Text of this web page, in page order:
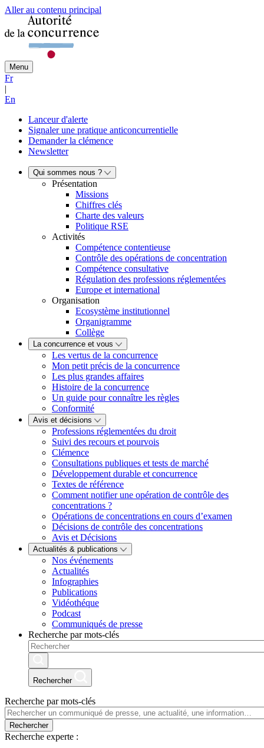
Aller au contenu principal
Menu
Fr
|
En
Lanceur d'alerte
Signaler une pratique anticoncurrentielle
Demander la clémence
Newsletter
Qui sommes nous ?
Présentation
Missions
Chiffres clés
Charte des valeurs
Politique RSE
Activités
Compétence contentieuse
Contrôle des opérations de concentration
Compétence consultative
Régulation des professions réglementées
Europe et international
Organisation
Ecosystème institutionnel
Organigramme
Collège
La concurrence et vous
Les vertus de la concurrence
Mon petit précis de la concurrence
Les plus grandes affaires
Histoire de la concurrence
Un guide pour connaître les règles
Conformité
Avis et décisions
Professions réglementées du droit
Suivi des recours et pourvois
Clémence
Consultations publiques et tests de marché
Développement durable et concurrence
Textes de référence
Comment notifier une opération de contrôle des
concentrations ?
Opérations de concentrations en cours d’examen
Décisions de contrôle des concentrations
Avis et Décisions
Actualités & publications
Nos événements
Actualités
Infographies
Publications
Vidéothéque
Podcast
Communiqués de presse
Recherche par mots-clés
Rechercher
Recherche par mots-clés
Rechercher
Recherche experte :